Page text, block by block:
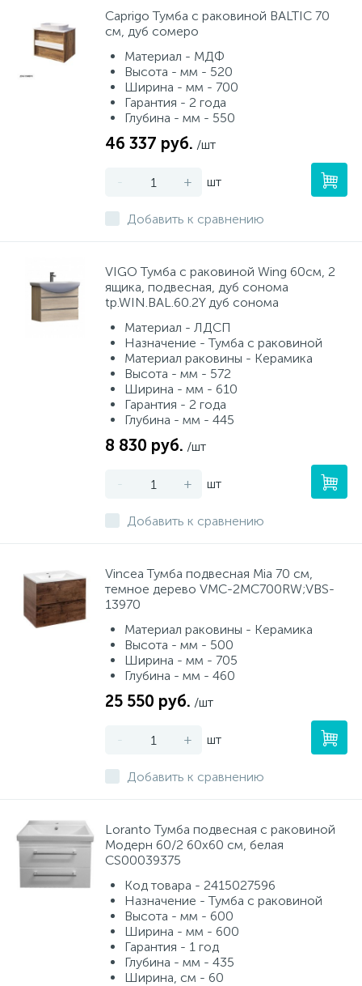
Caprigo Тумба с раковиной BALTIC 70
см, дуб сомеро
Материал - МДФ
Высота - мм - 520
Ширина - мм - 700
Гарантия - 2 года
Глубина - мм - 550
46 337 руб. /шт
- + шт
Добавить к сравнению
VIGO Тумба с раковиной Wing 60см, 2
ящика, подвесная, дуб сонома
tp.WIN.BAL.60.2Y дуб сонома
Материал - ЛДСП
Назначение - Тумба с раковиной
Материал раковины - Керамика
Высота - мм - 572
Ширина - мм - 610
Гарантия - 2 года
Глубина - мм - 445
8 830 руб. /шт
- + шт
Добавить к сравнению
Vincea Тумба подвесная Mia 70 см,
темное дерево VMC-2MC700RW;VBS-
13970
Материал раковины - Керамика
Высота - мм - 500
Ширина - мм - 705
Глубина - мм - 460
25 550 руб. /шт
- + шт
Добавить к сравнению
Loranto Тумба подвесная с раковиной
Модерн 60/2 60х60 см, белая
CS00039375
Код товара - 2415027596
Назначение - Тумба с раковиной
Высота - мм - 600
Ширина - мм - 600
Гарантия - 1 год
Глубина - мм - 435
Ширина, см - 60